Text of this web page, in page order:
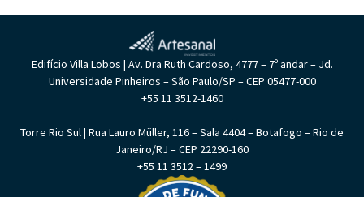
Edifício Villa Lobos | Av. Dra Ruth Cardoso, 4777 – 7º andar – Jd.
Universidade Pinheiros – São Paulo/SP – CEP 05477-000
+55 11 3512-1460
Torre Rio Sul | Rua Lauro Müller, 116 – Sala 4404 – Botafogo – Rio de
Janeiro/RJ – CEP 22290-160
+55 11 3512 – 1499